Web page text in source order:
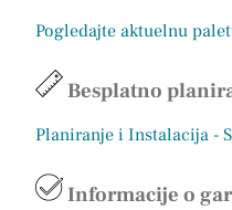
Pogledajte aktuelnu
Besplatno
Planiranje i Instalacija -
Informacije o